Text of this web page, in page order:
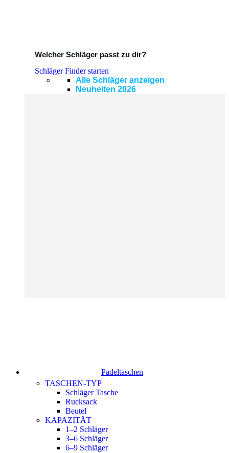
Welcher Schläger passt zu dir?
Schläger Finder starten
Alle Schläger anzeigen
Neuheiten 2026
Padeltaschen
TASCHEN-TYP
Schläger Tasche
Rucksack
Beutel
KAPAZITÄT
1–2 Schläger
3–6 Schläger
6–9 Schläger